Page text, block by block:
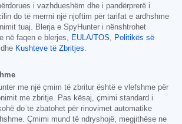
i vazhdueshëm dhe i pandërprerë i
do të merrni një njoftim për tarifat e ardhshme
tuaj. Blerja e SpyHunter i nënshtrohet
në faqen e blerjes,
EULA/TOS
Politikës së
dhe Kushteve të Zbritjes
me një çmim të zbritur është e vlefshme për
me zbritje. Pas kësaj, çmimi standard i
do të zbatohet për rinovimet automatike
Çmimi mund të ndryshojë, megjithëse ne